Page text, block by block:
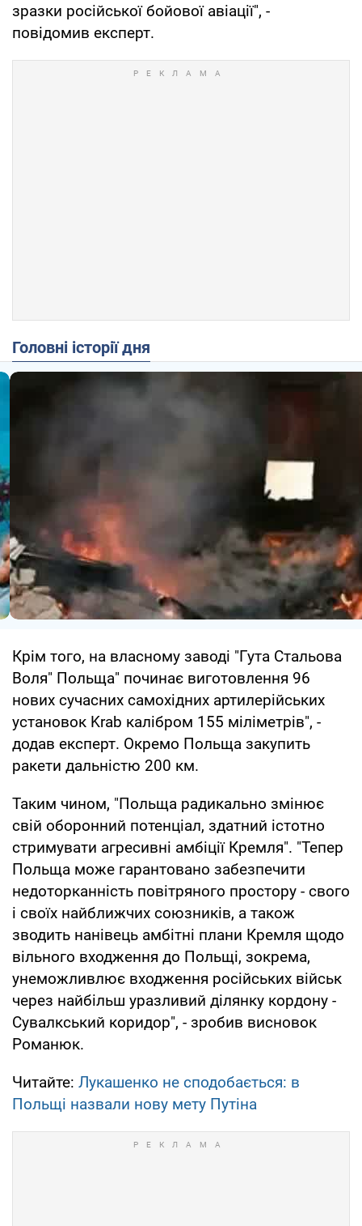
зразки російської бойової авіації", -
повідомив експерт.
Головні історії дня
Крім того, на власному заводі "Гута Стальова
Воля" Польща" починає виготовлення 96
нових сучасних самохідних артилерійських
установок Krab калібром 155 міліметрів", -
додав експерт. Окремо Польща закупить
ракети дальністю 200 км.
Таким чином, "Польща радикально змінює
свій оборонний потенціал, здатний істотно
стримувати агресивні амбіції Кремля". "Тепер
Польща може гарантовано забезпечити
недоторканність повітряного простору - свого
і своїх найближчих союзників, а також
зводить нанівець амбітні плани Кремля щодо
вільного входження до Польщі, зокрема,
унеможливлює входження російських військ
через найбільш уразливий ділянку кордону -
Сувалкський коридор", - зробив висновок
Романюк.
Читайте: Лукашенко не сподобається: в
Польщі назвали нову мету Путіна